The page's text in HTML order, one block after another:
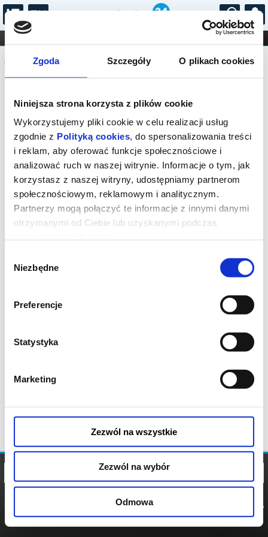
Zgoda Szczegóły O plikach cookies
Niniejsza strona korzysta z plików cookie
Wykorzystujemy pliki cookie w celu realizacji usług
zgodnie z Polityką cookies, do spersonalizowania treści
i reklam, aby oferować funkcje społecznościowe i
analizować ruch w naszej witrynie. Informacje o tym, jak
korzystasz z naszej witryny, udostępniamy partnerom
społecznościowym, reklamowym i analitycznym.
Partnerzy mogą połączyć te informacje z innymi danymi
otrzymanymi od Ciebie lub uzyskanymi podczas
zgody
Niezbędne
Preferencje
Statystyka
Marketing
Zezwól na wszystkie
Zezwól na wybór
Odmowa
...
FILHARMONIA OPERA I BALET
STAND-UP
DLA DZIECI
Komunikat
Sprzedaż biletów na niniejsze
wydarzenie została zakończona. Zapytaj
w Kasie instytucji o dostępność biletów
na wydarzenie.
POLITYKA
POLITYKA